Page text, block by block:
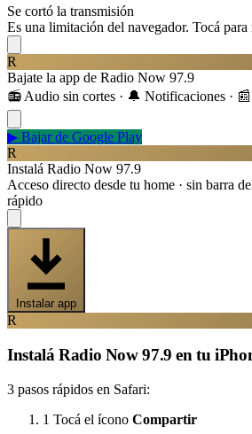
Se cortó la transmisión
Es una limitación del navegador. Tocá para
R
Bajate la app de Radio Now 97.9
📻 Audio sin cortes · 🔔 Notificaciones ·
▶ Bajar de Google Play
R
Instalá Radio Now 97.9
Acceso directo desde tu home · sin barra
rápido
Instalar app
R
Instalá Radio Now 97.9 en tu
3 pasos rápidos en Safari:
1 Tocá el ícono Compartir